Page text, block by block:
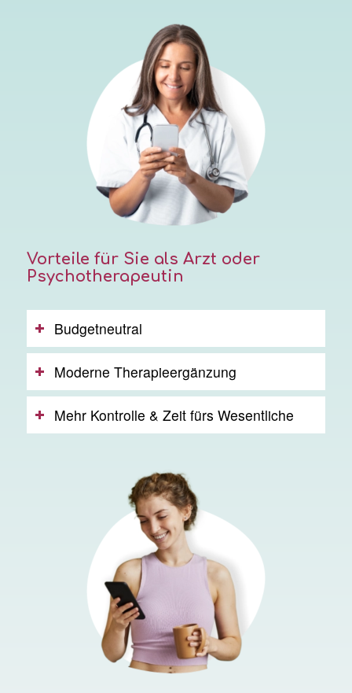
Vorteile für Sie als Arzt oder
Psychotherapeutin
Budgetneutral
Moderne Therapieergänzung
Mehr Kontrolle & Zeit fürs Wesentliche